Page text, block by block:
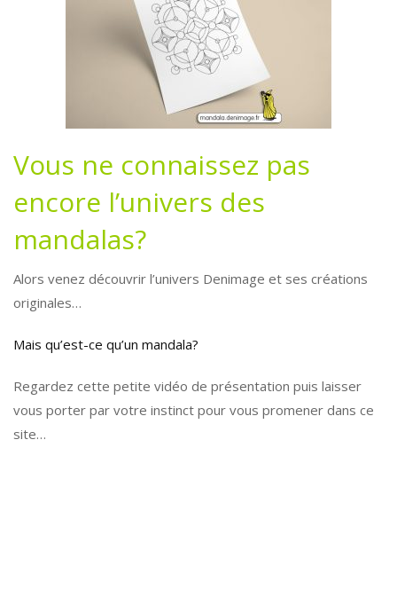
Vous ne connaissez pas
encore l’univers des
mandalas?
Alors venez découvrir l’univers Denimage et ses créations
originales…
Mais qu’est-ce qu’un mandala?
Regardez cette petite vidéo de présentation puis laisser
vous porter par votre instinct pour vous promener dans ce
site…